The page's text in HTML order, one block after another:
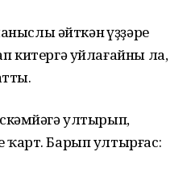
әйткән һүҙҙәре
китергә уйлағайны ла,
ултырып,
ҡарт. Барып ултырғас: